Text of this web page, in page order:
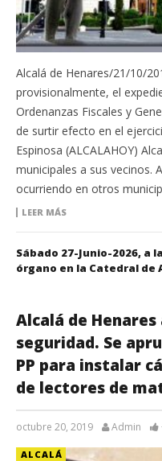
Alcalá de Henares/21/10/
provisionalmente, el
Ordenanzas Fiscales y
de surtir efecto en el
Espinosa (ALCALAHOY)
municipales a sus vecinos.
ocurriendo en otros
LEER MÁS
Sábado 27-Junio-2026, a
órgano en la Catedral de
Alcalá de
seguridad. Se
PP para instalar
de lectores de
octubre 20, 2019 Admin
ALCALÁ